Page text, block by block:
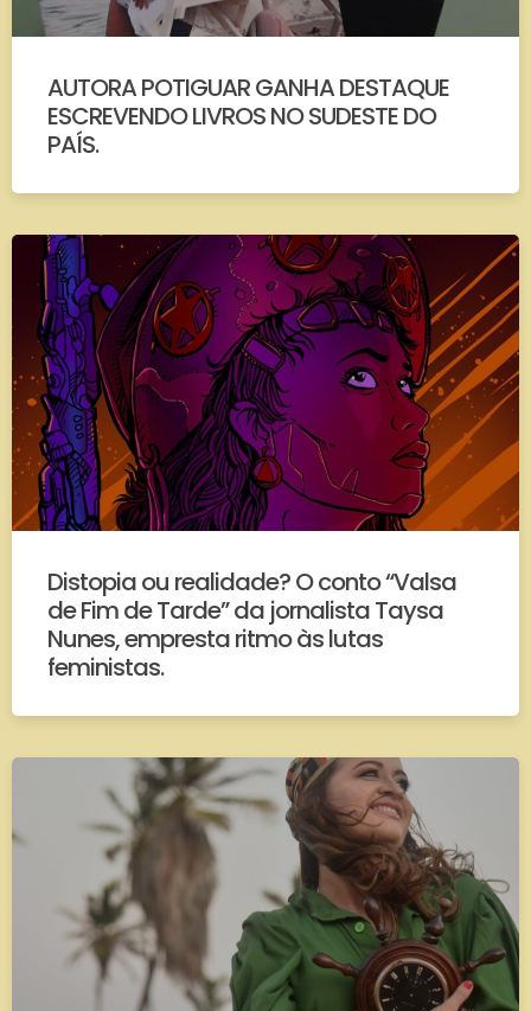
AUTORA POTIGUAR GANHA DESTAQUE
ESCREVENDO LIVROS NO SUDESTE DO
PAÍS.
Distopia ou realidade? O conto “Valsa
de Fim de Tarde” da jornalista Taysa
Nunes, empresta ritmo às lutas
feministas.